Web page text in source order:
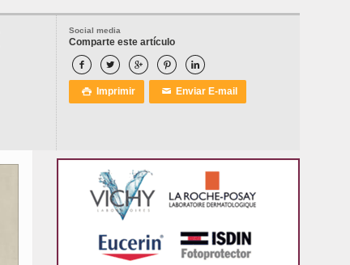
Social media
Comparte este artículo
    
 Imprimir ✉ Enviar E-mail